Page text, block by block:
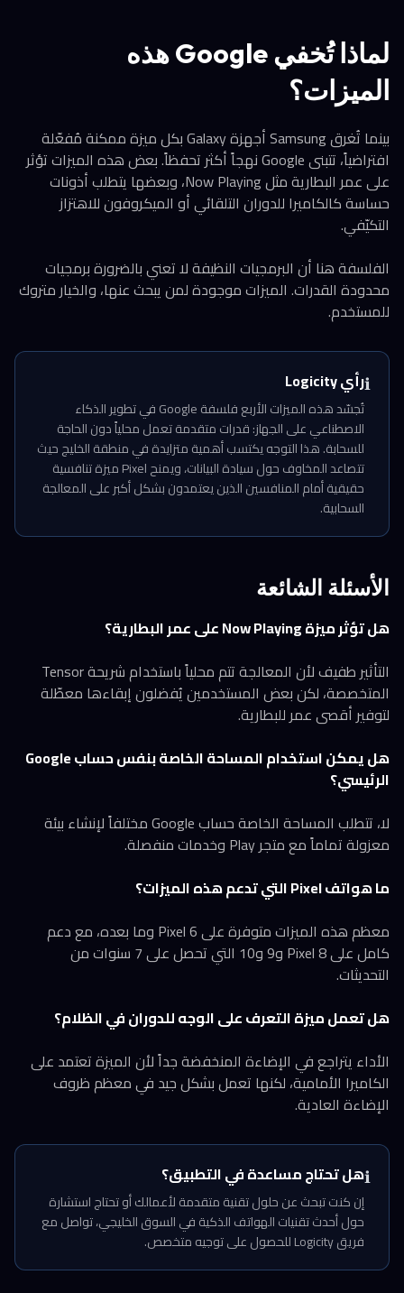
لماذا تُخفي Google هذه
الميزات؟
بينما تُغرق Samsung أجهزة Galaxy بكل ميزة ممكنة مُفعّلة
افتراضياً، تتبنى Google نهجاً أكثر تحفظاً. بعض هذه الميزات تؤثر
على عمر البطارية مثل Now Playing، وبعضها يتطلب أذونات
حساسة كالكاميرا للدوران التلقائي أو الميكروفون للاهتزاز
التكيّفي.
الفلسفة هنا أن البرمجيات النظيفة لا تعني بالضرورة برمجيات
محدودة القدرات. الميزات موجودة لمن يبحث عنها، والخيار متروك
للمستخدم.
ℹ️رأي Logicity
تُجسّد هذه الميزات الأربع فلسفة Google في تطوير الذكاء
الاصطناعي على الجهاز: قدرات متقدمة تعمل محلياً دون الحاجة
للسحابة. هذا التوجه يكتسب أهمية متزايدة في منطقة الخليج حيث
تتصاعد المخاوف حول سيادة البيانات، ويمنح Pixel ميزة تنافسية
حقيقية أمام المنافسين الذين يعتمدون بشكل أكبر على المعالجة
السحابية.
الأسئلة الشائعة
هل تؤثر ميزة Now Playing على عمر البطارية؟
التأثير طفيف لأن المعالجة تتم محلياً باستخدام شريحة Tensor
المتخصصة، لكن بعض المستخدمين يُفضلون إبقاءها معطّلة
لتوفير أقصى عمر للبطارية.
هل يمكن استخدام المساحة الخاصة بنفس حساب Google
الرئيسي؟
لا، تتطلب المساحة الخاصة حساب Google مختلفاً لإنشاء بيئة
معزولة تماماً مع متجر Play وخدمات منفصلة.
ما هواتف Pixel التي تدعم هذه الميزات؟
معظم هذه الميزات متوفرة على Pixel 6 وما بعده، مع دعم
كامل على Pixel 8 و9 و10 التي تحصل على 7 سنوات من
التحديثات.
هل تعمل ميزة التعرف على الوجه للدوران في الظلام؟
الأداء يتراجع في الإضاءة المنخفضة جداً لأن الميزة تعتمد على
الكاميرا الأمامية، لكنها تعمل بشكل جيد في معظم ظروف
الإضاءة العادية.
ℹ️هل تحتاج مساعدة في التطبيق؟
إن كنت تبحث عن حلول تقنية متقدمة لأعمالك أو تحتاج استشارة
حول أحدث تقنيات الهواتف الذكية في السوق الخليجي، تواصل مع
فريق Logicity للحصول على توجيه متخصص.